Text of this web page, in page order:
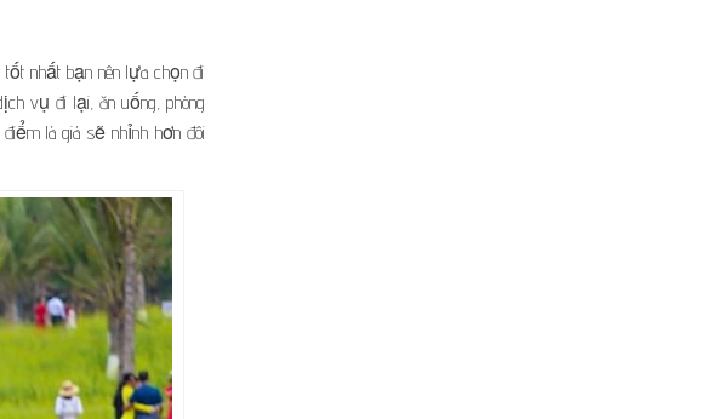
nhất bạn nên lựa chọn đi
vụ đi lại, ăn uống, phòng
điểm là giá sẽ nhỉnh hơn đôi